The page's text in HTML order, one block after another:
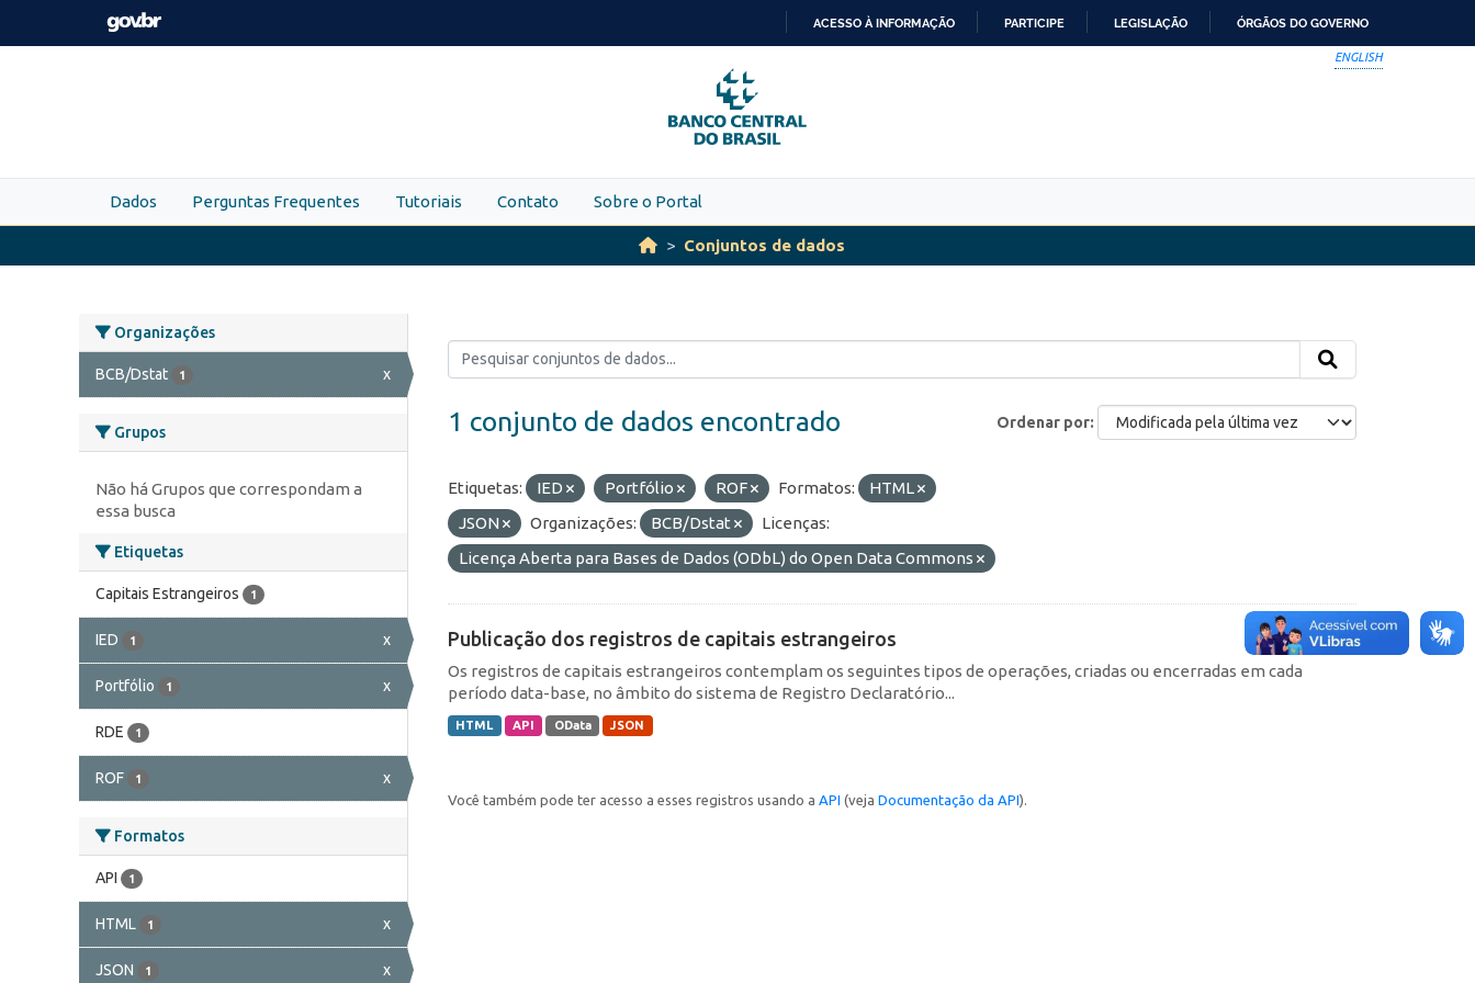
Skip to main content
PARA
O
CONTEÚDO
ACESSO À INFORMAÇÃO PARTICIPE LEGISLAÇÃO ÓRGÃOS DO GOVERNO
ENGLISH
Dados Perguntas Frequentes Tutoriais Contato Sobre o Portal
Conjuntos de dados
Organizações
BCB/Dstat 1 x
Grupos
Não há Grupos que correspondam a
essa busca
Etiquetas
Capitais Estrangeiros 1
IED 1 x
Portfólio 1 x
RDE 1
ROF 1 x
Formatos
API 1
HTML 1 x
JSON 1 x
Ordenar por
1 conjunto de dados encontrado
Etiquetas: IED Portfólio ROF Formatos:
HTML
JSON
Organizações: BCB/Dstat
Licenças:
Licença Aberta para Bases de Dados (ODbL) do Open Data Commons
Publicação dos registros de capitais estrangeiros
Os registros de capitais estrangeiros contemplam os seguintes tipos de operações, criadas ou encerradas em cada
período data-base, no âmbito do sistema de Registro Declaratório...
HTML API OData JSON
Você também pode ter acesso a esses registros usando a API (veja Documentação da API).